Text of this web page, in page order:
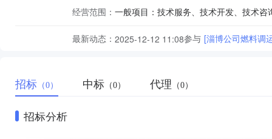
经营范围：
最新动态： 2025-12-12 11:08参与 [淄博公司燃料调
招标 （0） 中标 （0） 代理 （0）
招标分析